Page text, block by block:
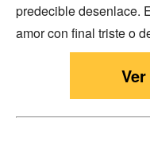
predecible desenlace.
amor con final triste o